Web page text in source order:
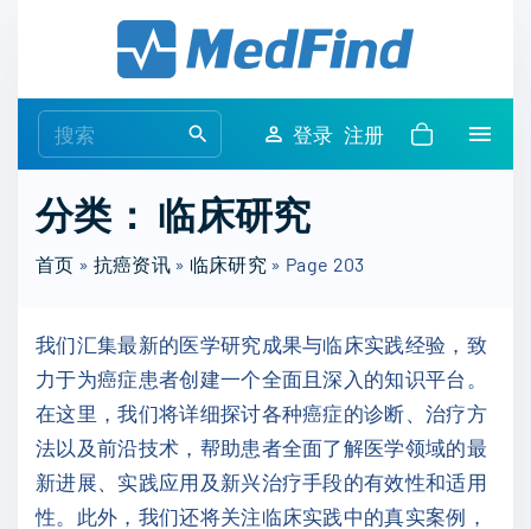
e
r
c
o
r
:
登录 注册
分类： 临床研究
首页 » 抗癌资讯» 临床研究 » Page 203
我们汇集最新的医学研究成果与临床实践经验，致
力于为癌症患者创建一个全面且深入的知识平台。
在这里，我们将详细探讨各种癌症的诊断、治疗方
法以及前沿技术，帮助患者全面了解医学领域的最
新进展、实践应用及新兴治疗手段的有效性和适用
性。此外，我们还将关注临床实践中的真实案例，